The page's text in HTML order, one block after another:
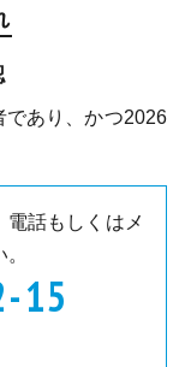
であり、かつ2026
電話もしくはメ
15